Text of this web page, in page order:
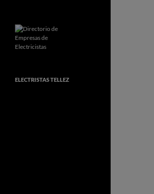
ELECTRISTAS TELLEZ